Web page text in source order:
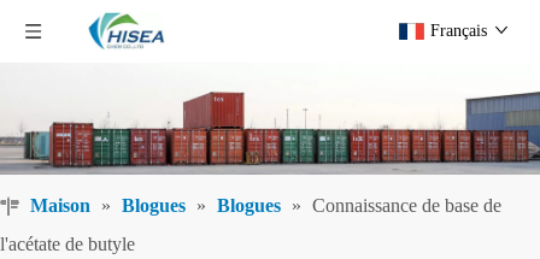
Français
Maison » Blogues » Blogues » Connaissance de base de
l'acétate de butyle